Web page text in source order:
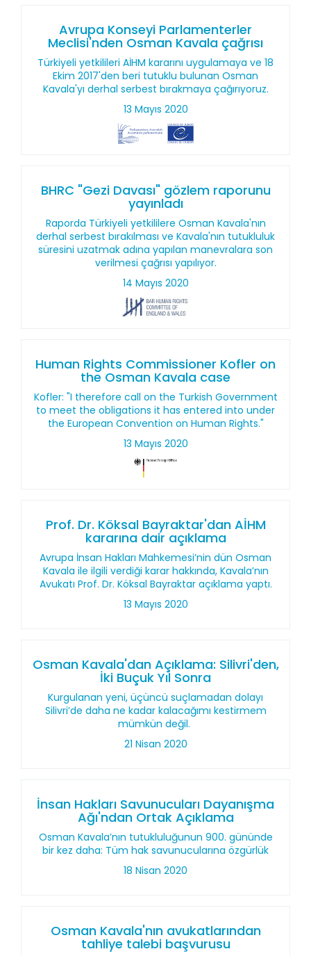
Avrupa Konseyi Parlamenterler
Meclisi'nden Osman Kavala çağrısı
Türkiyeli yetkilileri AİHM kararını uygulamaya ve 18
Ekim 2017'den beri tutuklu bulunan Osman
Kavala'yı derhal serbest bırakmaya çağırıyoruz.
13 Mayıs 2020
BHRC "Gezi Davası" gözlem raporunu
yayınladı
Raporda Türkiyeli yetkililere Osman Kavala'nın
derhal serbest bırakılması ve Kavala'nın tutukluluk
süresini uzatmak adına yapılan manevralara son
verilmesi çağrısı yapılıyor.
14 Mayıs 2020
Human Rights Commissioner Kofler on
the Osman Kavala case
Kofler: "I therefore call on the Turkish Government
to meet the obligations it has entered into under
the European Convention on Human Rights."
13 Mayıs 2020
Prof. Dr. Köksal Bayraktar'dan AİHM
kararına dair açıklama
Avrupa İnsan Hakları Mahkemesi’nin dün Osman
Kavala ile ilgili verdiği karar hakkında, Kavala’nın
Avukatı Prof. Dr. Köksal Bayraktar açıklama yaptı.
13 Mayıs 2020
Osman Kavala'dan Açıklama: Silivri'den,
İki Buçuk Yıl Sonra
Kurgulanan yeni, üçüncü suçlamadan dolayı
Silivri’de daha ne kadar kalacağımı kestirmem
mümkün değil.
21 Nisan 2020
İnsan Hakları Savunucuları Dayanışma
Ağı'ndan Ortak Açıklama
Osman Kavala’nın tutukluluğunun 900. gününde
bir kez daha: Tüm hak savunucularına özgürlük
18 Nisan 2020
Osman Kavala'nın avukatlarından
tahliye talebi başvurusu